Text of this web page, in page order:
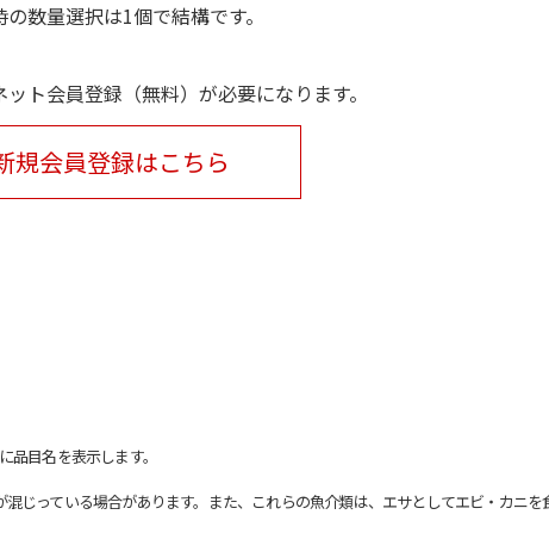
数量選択は1個で結構です。
ト会員登録（無料）が必要になります。
規会員登録はこちら
目名を表示します。
っている場合があります。また、これらの魚介類は、エサとしてエビ・カニを